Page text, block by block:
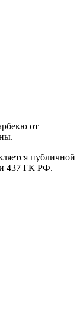
от
публичной
437 ГК РФ.